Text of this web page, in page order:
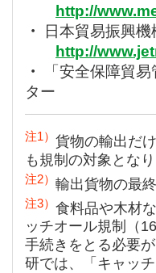
http://
・
日本貿易振興
http://
・
「安全保障貿
ター
注1） 貨物の輸出だ
も規制の対象とな
注2） 輸出貨物の最
注3） 食料品や木材
ッチオール規制（
手続きをとる必要
研では、「キャッ